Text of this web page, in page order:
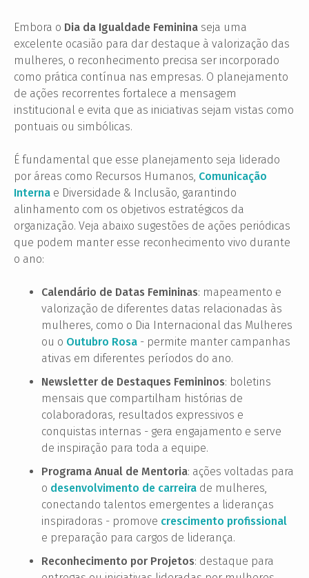
Embora o Dia da Igualdade Feminina seja uma
excelente ocasião para dar destaque à valorização das
mulheres, o reconhecimento precisa ser incorporado
como prática contínua nas empresas. O planejamento
de ações recorrentes fortalece a mensagem
institucional e evita que as iniciativas sejam vistas como
pontuais ou simbólicas.
É fundamental que esse planejamento seja liderado
por áreas como Recursos Humanos, Comunicação
Interna e Diversidade & Inclusão, garantindo
alinhamento com os objetivos estratégicos da
organização. Veja abaixo sugestões de ações periódicas
que podem manter esse reconhecimento vivo durante
o ano:
Calendário de Datas Femininas: mapeamento e
valorização de diferentes datas relacionadas às
mulheres, como o Dia Internacional das Mulheres
ou o Outubro Rosa - permite manter campanhas
ativas em diferentes períodos do ano.
Newsletter de Destaques Femininos: boletins
mensais que compartilham histórias de
colaboradoras, resultados expressivos e
conquistas internas - gera engajamento e serve
de inspiração para toda a equipe.
Programa Anual de Mentoria: ações voltadas para
o desenvolvimento de carreira de mulheres,
conectando talentos emergentes a lideranças
inspiradoras - promove crescimento profissional
e preparação para cargos de liderança.
Reconhecimento por Projetos: destaque para